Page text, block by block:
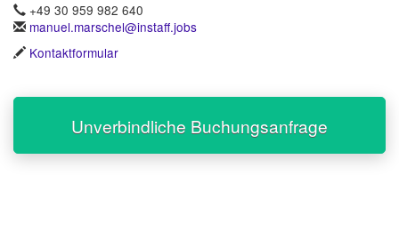
+49 30 959 982 640
manuel.marschel@instaff.jobs
Kontaktformular
Unverbindliche Buchungsanfrage